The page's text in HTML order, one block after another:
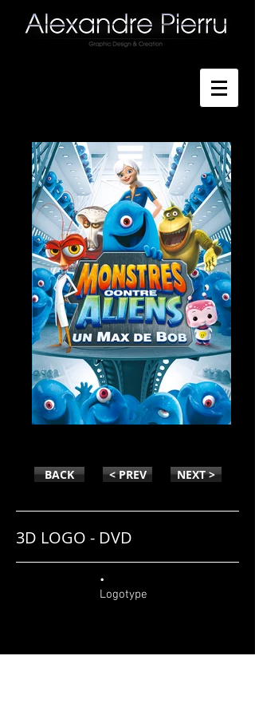
BACK < PREV NEXT >
3D LOGO - DVD
•
Logotype